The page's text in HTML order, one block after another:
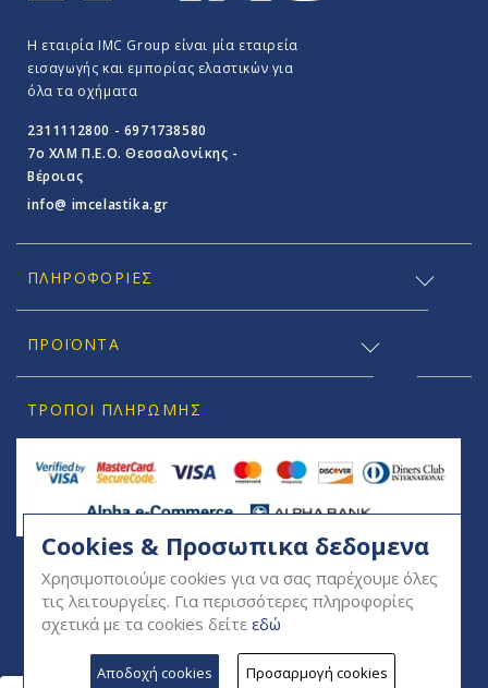
Η εταιρία IMC Group είναι μία εταιρεία
εισαγωγής και εμπορίας ελαστικών για
όλα τα οχήματα
2311112800 - 6971738580
7o ΧΛΜ Π.E.O. Θεσσαλονίκης -
Βέροιας
info@ imcelastika.gr
ΠΛΗΡΟΦΟΡΊΕΣ
ΠΡΟΪΟΝΤΑ
ΤΡΌΠΟΙ ΠΛΗΡΩΜΉΣ
SOCIAL
Cookies & Προσωπικα δεδομενα
Χρησιμοποιούμε cookies για να σας παρέχουμε όλες
τις λειτουργείες. Για περισσότερες πληροφορίες
σχετικά με τα cookies δείτε εδώ
Αποδοχή cookies Προσαρμογή cookies